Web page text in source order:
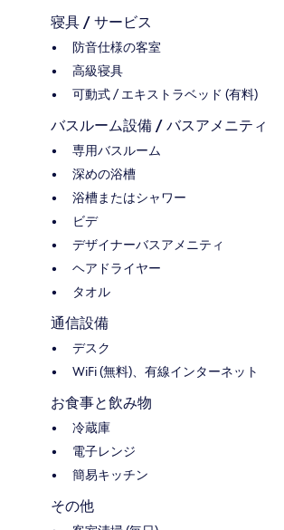
寝具 / サービス
防音仕様の客室
高級寝具
可動式 / エキストラベッド (有料)
バスルーム設備 / バスアメニティ
専用バスルーム
深めの浴槽
浴槽またはシャワー
ビデ
デザイナーバスアメニティ
ヘアドライヤー
タオル
通信設備
デスク
WiFi (無料)、有線インターネット
お食事と飲み物
冷蔵庫
電子レンジ
簡易キッチン
その他